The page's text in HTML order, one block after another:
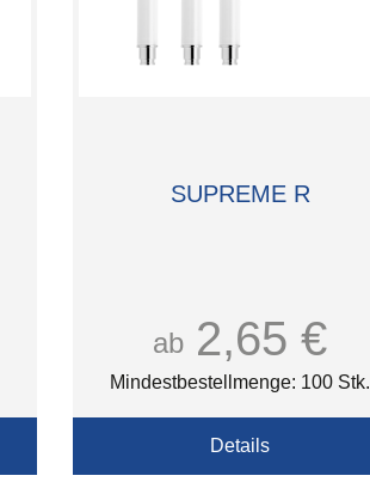
SUPREME R
ab 2,65 €
Mindestbestellmenge: 100 Stk.
Details